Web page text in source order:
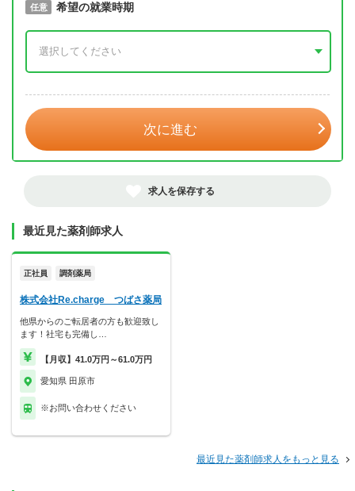
必須 取得予定年
任意 希望の就業時期
次に進む
求人を保存する
最近見た薬剤師求人
正社員 調剤薬局
株式会社Re.charge つばさ薬局
他県からのご転居者の方も歓迎致し
ます！社宅も完備し…
【月収】41.0万円～61.0万円
愛知県 田原市
※お問い合わせください
最近見た薬剤師求人をもっと見る